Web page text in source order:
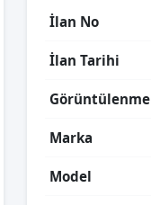
İlan No
İlan Tarihi
Görüntülenme
Marka
Model